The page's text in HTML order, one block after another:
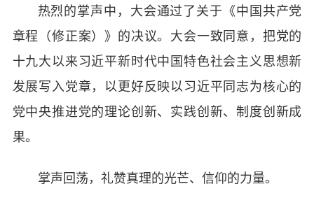
热烈的掌声中，大会通过了关于《中国共产党
章程（修正案）》的决议。大会一致同意，把党的
十九大以来习近平新时代中国特色社会主义思想新
发展写入党章，以更好反映以习近平同志为核心的
党中央推进党的理论创新、实践创新、制度创新成
果。
掌声回荡，礼赞真理的光芒、信仰的力量。